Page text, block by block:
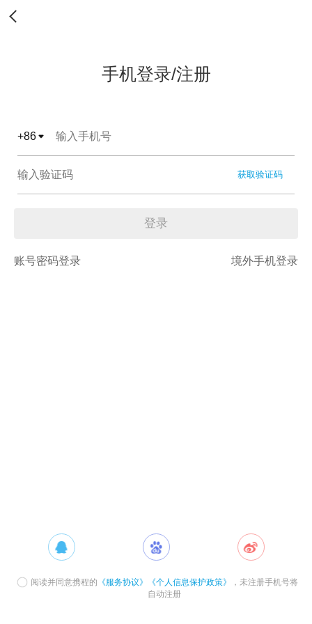
手机登录/注册
+86
获取验证码
登录
账号密码登录 境外手机登录
阅读并同意携程的 《服务协议》 《个人信息保护政策》
，未注册手机号将
自动注册